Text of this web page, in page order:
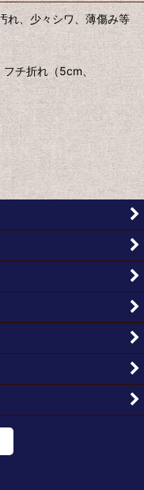
れ、少々シワ、薄傷み等
フチ折れ（5cm、